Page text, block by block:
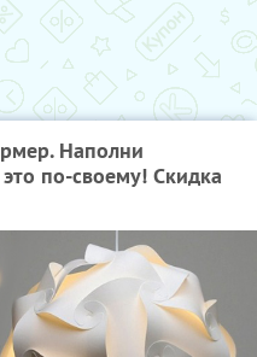
Наполни
по-своему! Скидка